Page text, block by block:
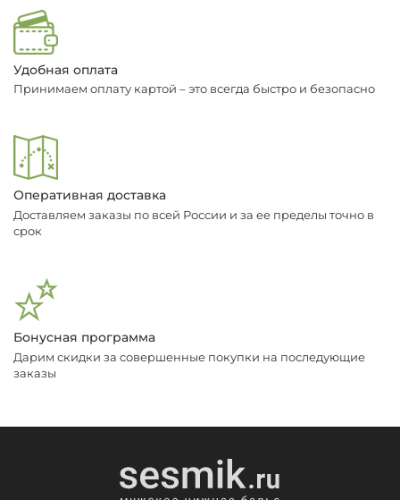
Удобная оплата
Принимаем оплату картой – это всегда быстро и безопасно
Оперативная доставка
Доставляем заказы по всей России и за ее пределы точно в
срок
Бонусная программа
Дарим скидки за совершенные покупки на последующие
заказы